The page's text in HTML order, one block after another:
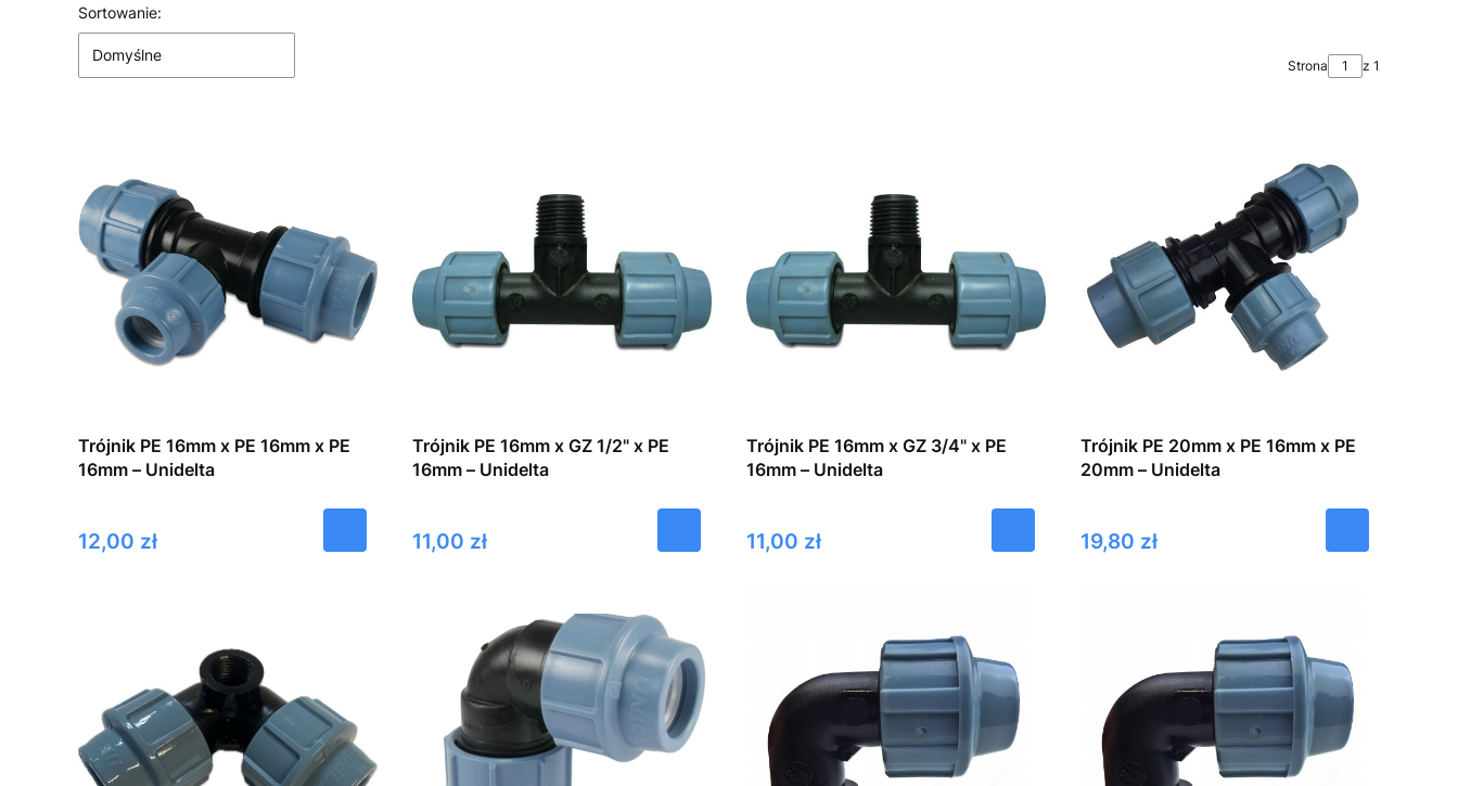
Lista produktów
Sortowanie:
Domyślne
Strona z 1
Trójnik PE 16mm x PE 16mm x PE
16mm – Unidelta
Cena
12,00 zł
Trójnik PE 16mm x GZ 1/2" x PE
16mm – Unidelta
Cena
11,00 zł
Trójnik PE 16mm x GZ 3/4" x PE
16mm – Unidelta
Cena
11,00 zł
Trójnik PE 20mm x PE 16mm x PE
20mm – Unidelta
Cena
19,80 zł